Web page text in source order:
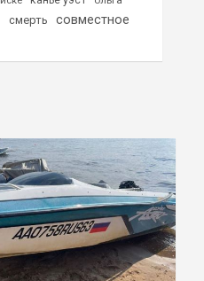
смерть
совместное